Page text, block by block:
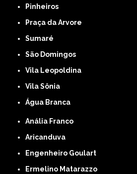
Pinheiros
Praça da Arvore
Sumaré
São Domingos
Vila Leopoldina
Vila Sônia
Água Branca
Anália Franco
Aricanduva
Engenheiro Goulart
Ermelino Matarazzo